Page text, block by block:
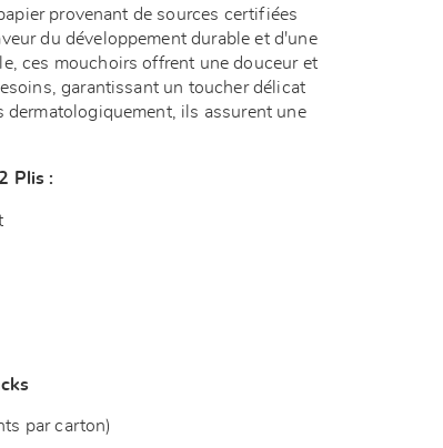
provenant de sources certifiées
du développement durable et d'une
ces mouchoirs offrent une douceur et
garantissant un toucher délicat
dermatologiquement, ils assurent une
Plis :
par carton)